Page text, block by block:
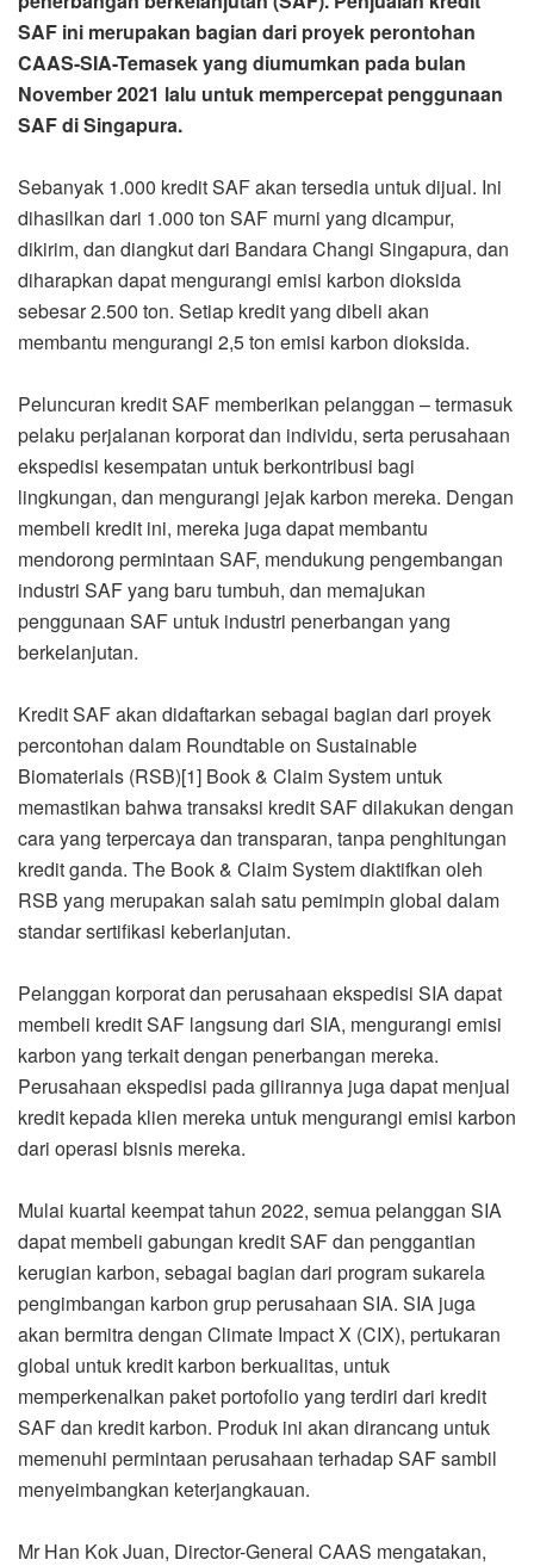
SAF ini merupakan bagian dari proyek perontohan
CAAS-SIA-Temasek yang diumumkan pada bulan
November 2021 lalu untuk mempercepat penggunaan
SAF di Singapura.
Sebanyak 1.000 kredit SAF akan tersedia untuk dijual. Ini
dihasilkan dari 1.000 ton SAF murni yang dicampur,
dikirim, dan diangkut dari Bandara Changi Singapura, dan
diharapkan dapat mengurangi emisi karbon dioksida
sebesar 2.500 ton. Setiap kredit yang dibeli akan
membantu mengurangi 2,5 ton emisi karbon dioksida.
Peluncuran kredit SAF memberikan pelanggan – termasuk
pelaku perjalanan korporat dan individu, serta perusahaan
ekspedisi kesempatan untuk berkontribusi bagi
lingkungan, dan mengurangi jejak karbon mereka. Dengan
membeli kredit ini, mereka juga dapat membantu
mendorong permintaan SAF, mendukung pengembangan
industri SAF yang baru tumbuh, dan memajukan
penggunaan SAF untuk industri penerbangan yang
berkelanjutan.
Kredit SAF akan didaftarkan sebagai bagian dari proyek
percontohan dalam Roundtable on Sustainable
Biomaterials (RSB)[1] Book & Claim System untuk
memastikan bahwa transaksi kredit SAF dilakukan dengan
cara yang terpercaya dan transparan, tanpa penghitungan
kredit ganda. The Book & Claim System diaktifkan oleh
RSB yang merupakan salah satu pemimpin global dalam
standar sertifikasi keberlanjutan.
Pelanggan korporat dan perusahaan ekspedisi SIA dapat
membeli kredit SAF langsung dari SIA, mengurangi emisi
karbon yang terkait dengan penerbangan mereka.
Perusahaan ekspedisi pada gilirannya juga dapat menjual
kredit kepada klien mereka untuk mengurangi emisi karbon
dari operasi bisnis mereka.
Mulai kuartal keempat tahun 2022, semua pelanggan SIA
dapat membeli gabungan kredit SAF dan penggantian
kerugian karbon, sebagai bagian dari program sukarela
pengimbangan karbon grup perusahaan SIA. SIA juga
akan bermitra dengan Climate Impact X (CIX), pertukaran
global untuk kredit karbon berkualitas, untuk
memperkenalkan paket portofolio yang terdiri dari kredit
SAF dan kredit karbon. Produk ini akan dirancang untuk
memenuhi permintaan perusahaan terhadap SAF sambil
menyeimbangkan keterjangkauan.
Mr Han Kok Juan, Director-General CAAS mengatakan,